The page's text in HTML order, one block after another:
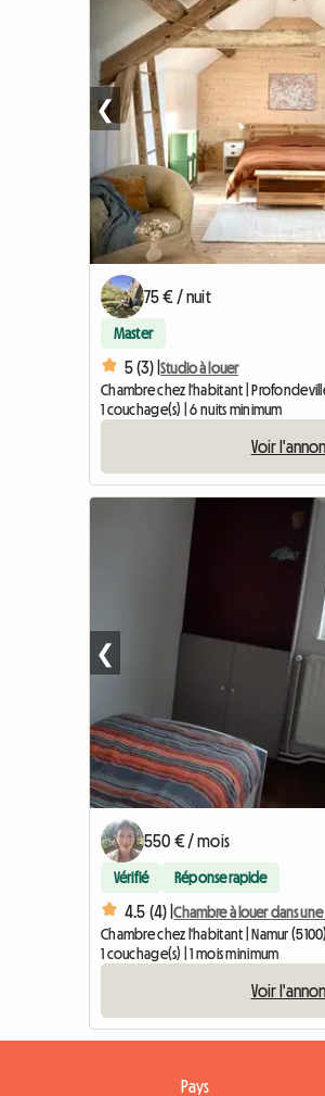
❮
75 € / nuit
Master
5 (3) |Studio à louer
Chambre chez l'habitant |
1 couchage(s) | 6 nuits minimum
Voir
❮
550 € / mois
Vérifié Réponse rapide
4.5 (4) |Chambre à louer dans
Chambre chez l'habitant | Namur
1 couchage(s) | 1 mois minimum
Voir
Pays